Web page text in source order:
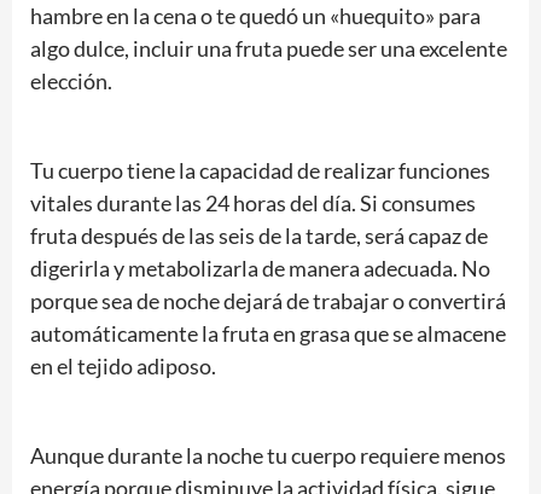
hambre en la cena o te quedó un «huequito» para
algo dulce, incluir una fruta puede ser una excelente
elección.
Tu cuerpo tiene la capacidad de realizar funciones
vitales durante las 24 horas del día. Si consumes
fruta después de las seis de la tarde, será capaz de
digerirla y metabolizarla de manera adecuada. No
porque sea de noche dejará de trabajar o convertirá
automáticamente la fruta en grasa que se almacene
en el tejido adiposo.
Aunque durante la noche tu cuerpo requiere menos
energía porque disminuye la actividad física, sigue